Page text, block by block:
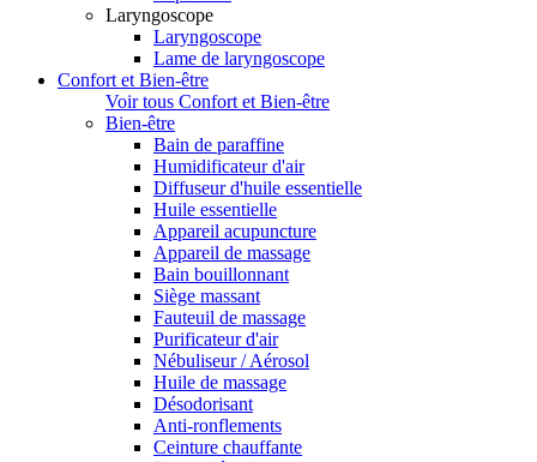
Laryngoscope
Laryngoscope
Lame de laryngoscope
Confort et Bien-être
Voir tous Confort et Bien-être
Bien-être
Bain de paraffine
Humidificateur d'air
Diffuseur d'huile essentielle
Huile essentielle
Appareil acupuncture
Appareil de massage
Bain bouillonnant
Siège massant
Fauteuil de massage
Purificateur d'air
Nébuliseur / Aérosol
Huile de massage
Désodorisant
Anti-ronflements
Ceinture chauffante